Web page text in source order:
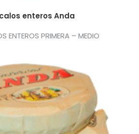
enteros Anda
ENTEROS PRIMERA – MEDIO